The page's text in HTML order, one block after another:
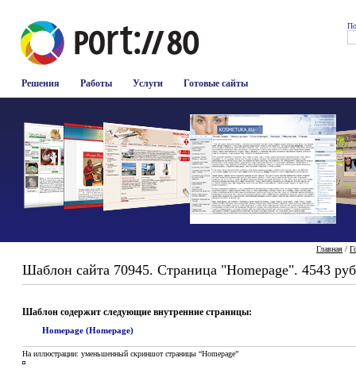
Решения Работы Услуги Готовые сайты
Главная /
Шаблон сайта 70945. Страница "Homepage". 4543
Шаблон содержит следующие внутренние страницы:
Homepage (Homepage)
На иллюстрации: уменьшенный скриншот страницы “Homepage”